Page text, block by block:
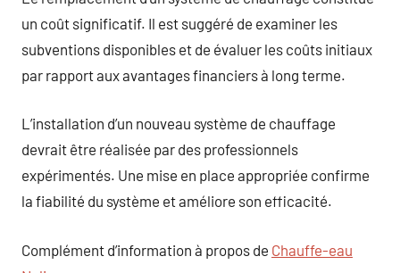
un coût significatif. Il est suggéré de examiner les
subventions disponibles et de évaluer les coûts initiaux
par rapport aux avantages financiers à long terme.
L’installation d’un nouveau système de chauffage
devrait être réalisée par des professionnels
expérimentés. Une mise en place appropriée confirme
la fiabilité du système et améliore son efficacité.
Complément d’information à propos de Chauffe-eau